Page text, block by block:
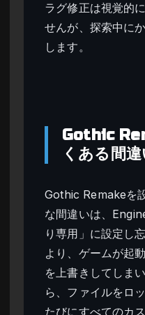
ラグ修正は視覚的
せんが、探索中に
します。
Gothic
くある間違
Gothic Remakeを
な間違いは、
り専用」に設定し
より、ゲームが起
を上書きしてしま
ら、ファイルをロ
たびにすべてのカ